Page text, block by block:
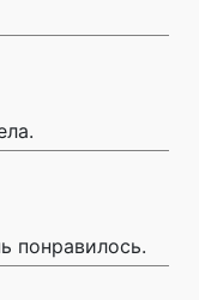
понравилось.